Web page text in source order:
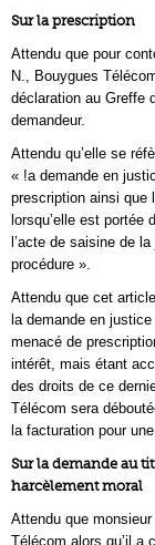
Sur la prescription
Attendu que pour
N., Bouygues
déclaration au Greffe
demandeur.
Attendu qu’elle se
« !a demande en
prescription ainsi que
lorsqu’elle est
l’acte de saisine de
procédure ».
Attendu que cet
la demande en
menacé de
intérêt, mais étant
des droits de ce
Télécom sera
la facturation pour
Sur la demande au
harcèlement moral
Attendu que
Télécom alors qu’il a